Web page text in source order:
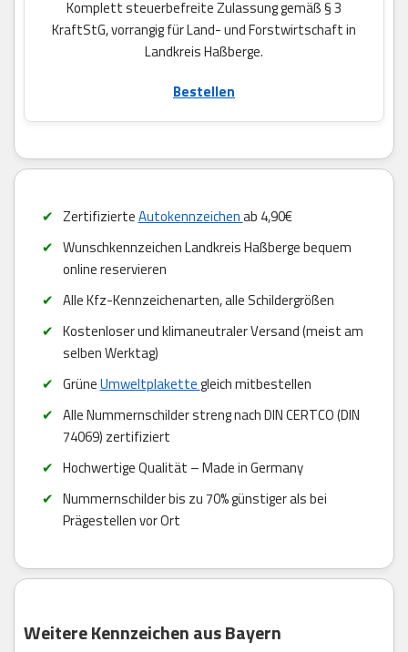
Komplett steuerbefreite Zulassung gemäß § 3
KraftStG, vorrangig für Land- und Forstwirtschaft in
Landkreis Haßberge.
Bestellen
ZertifizierteAutokennzeichenab 4,90€
Wunschkennzeichen Landkreis Haßberge bequem
online reservieren
Alle Kfz-Kennzeichenarten, alle Schildergrößen
Kostenloser und klimaneutraler Versand (meist am
selben Werktag)
GrüneUmweltplakettegleich mitbestellen
Alle Nummernschilder streng nach DIN CERTCO (DIN
74069) zertifiziert
Hochwertige Qualität – Made in Germany
Nummernschilder bis zu 70% günstiger als bei
Prägestellen vor Ort
Weitere Kennzeichen aus Bayern